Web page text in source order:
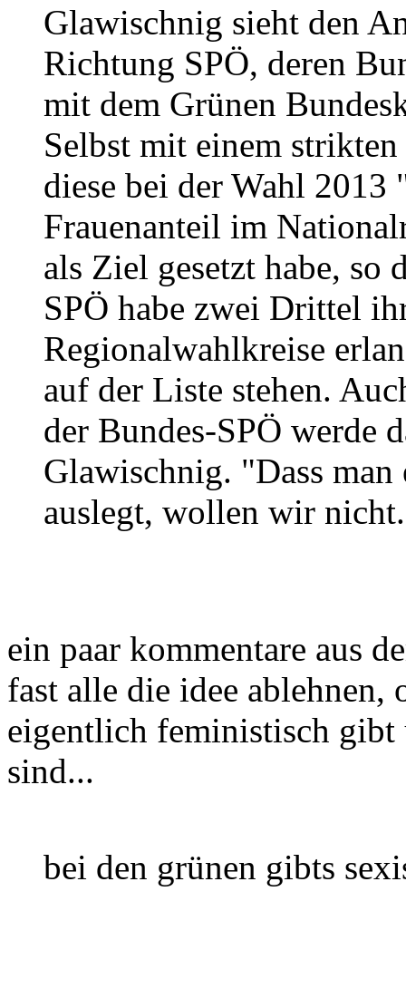
Glawischnig sieht den
Richtung SPÖ, deren
mit dem Grünen
Selbst mit einem
diese bei der Wahl
Frauenanteil im
als Ziel gesetzt habe, so
SPÖ habe zwei Drittel
Regionalwahlkreise
auf der Liste stehen.
der Bundes-SPÖ werde
Glawischnig. "Dass man
auslegt, wollen wir
ein paar kommentare aus
fast alle die idee ablehnen,
eigentlich feministisch gibt
sind...
bei den grünen gibts